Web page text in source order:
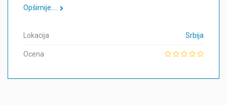
Opširnije....
Lokacija Srbija
Ocena